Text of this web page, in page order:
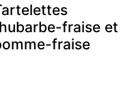
fraise et
fraise